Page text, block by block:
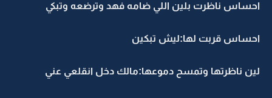
احساس ناظرت بلين اللي ضامه فهد وترضعه وتبكي
احساس قربت لها:ليش تبكين
لين ناظرتها وتمسح دموعها:مالك دخل انقلعي عني